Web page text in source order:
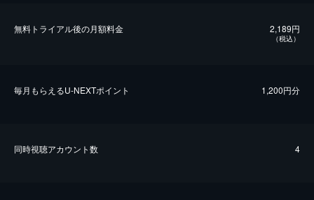
無料トライアル後の⽉額料金 2,189円
（税込）
毎⽉もらえるU-NEXTポイント 1,200円分
同時視聴アカウント数 4